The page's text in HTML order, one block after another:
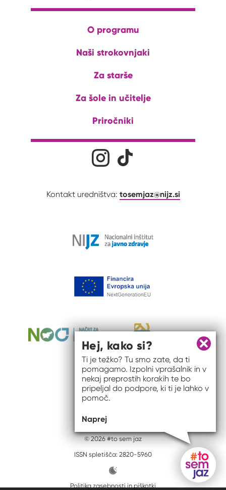
O programu
Naši strokovnjaki
Za starše
Za šole in učitelje
Priročniki
Družabna omrežjaNa naš Instagram profil
Kontakt uredništva: tosemjaz@nijz.si
© 2026 #to sem jaz
ISSN spletišča: 2820-5960
Politika zasebnosti in piškotki Gumb
Zapri
Hej, kako si?
Ti je težko? Tu smo zate, da ti
pomagamo. Izpolni vprašalnik in v
nekaj preprostih korakih te bo
pripeljal do podpore, ki ti je lahko v
pomoč.
Naprej